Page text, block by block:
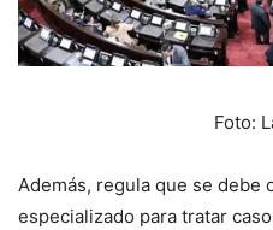
Foto:
Además, regula que se debe
especializado para tratar